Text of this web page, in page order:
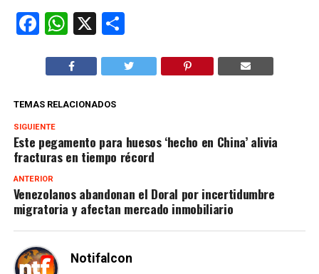
Facebook
WhatsApp
X Compartir
TEMAS RELACIONADOS
SIGUIENTE
Este pegamento para huesos ‘hecho en China’ alivia
fracturas en tiempo récord
ANTERIOR
Venezolanos abandonan el Doral por incertidumbre
migratoria y afectan mercado inmobiliario
Notifalcon